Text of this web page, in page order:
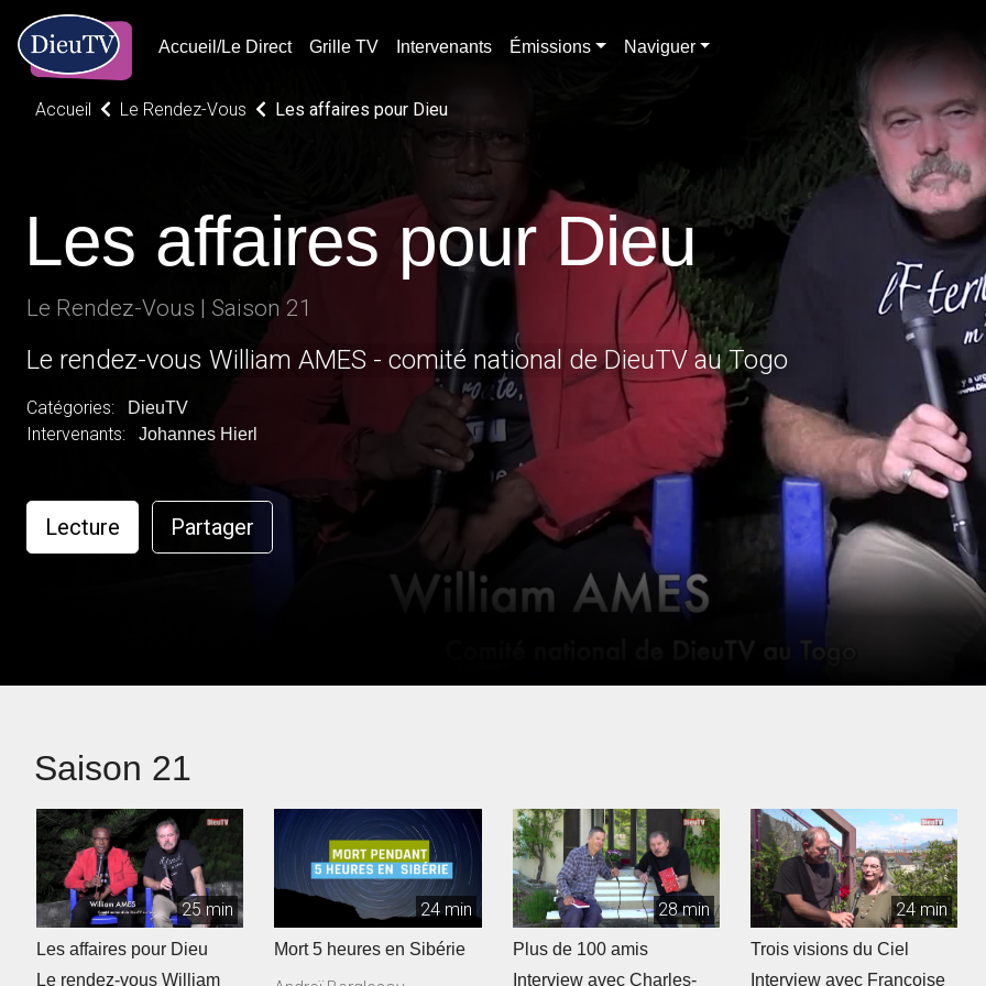
Accueil/Le Direct Grille TV Intervenants Émissions Naviguer
Accueil Le Rendez-Vous Les affaires pour Dieu
Les affaires pour Dieu
Le Rendez-Vous | Saison 21
Le rendez-vous William AMES - comité national de DieuTV au Togo
Catégories: DieuTV
Intervenants: Johannes Hierl
Lecture Partager
Saison 21
25 min
Les affaires pour Dieu
Le rendez-vous William
24 min
Mort 5 heures en Sibérie
28 min
Plus de 100 amis
Interview avec Charles-
24 min
Trois visions du Ciel
Interview avec Françoise